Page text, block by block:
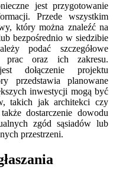
jest przygotowanie
Przede wszystkim
który można znaleźć na
bezpośrednio w siedzibie
podać szczegółowe
prac oraz ich zakresu.
dołączenie projektu
przedstawia planowane
inwestycji mogą być
takich jak architekci czy
dostarczenie dowodu
zgód sąsiadów lub
przestrzeni.